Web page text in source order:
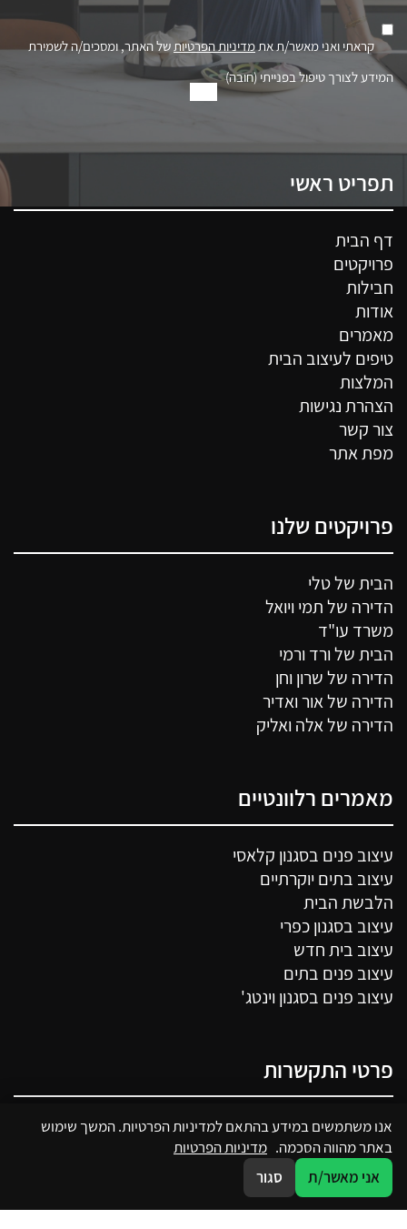
קראתי ואני מאשר/ת אתמדיניות הפרטיותשל האתר, ומסכים/ה לשמירת
המידע לצורך טיפול בפנייתי (חובה)
תפריט ראשי
דף הבית
פרויקטים
חבילות
אודות
מאמרים
טיפים לעיצוב הבית
המלצות
הצהרת נגישות
צור קשר
מפת אתר
פרויקטים שלנו
הבית של טלי
הדירה של תמי ויואל
משרד עו"ד
הבית של ורד ורמי
הדירה של שרון וחן
הדירה של אור ואדיר
הדירה של אלה ואליק
מאמרים רלוונטיים
עיצוב פנים בסגנון קלאסי
עיצוב בתים יוקרתיים
הלבשת הבית
עיצוב בסגנון כפרי
עיצוב בית חדש
עיצוב פנים בתים
עיצוב פנים בסגנון וינטג'
פרטי התקשרות
050-7250341
מבצע דקל 22, פתח תקווה
sharon@sharondavid.co.il
אנו משתמשים במידע בהתאם למדיניות הפרטיות. המשך שימוש
באתר מהווה הסכמה. מדיניות הפרטיות
אני מאשר/ת
סגור